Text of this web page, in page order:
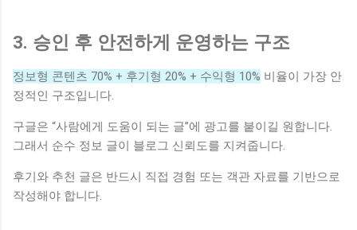
3. 승인 후 안전하게 운영하는 구조
정보형 콘텐츠 70% + 후기형 20% + 수익형 10% 비율이 가장 안
정적인 구조입니다.
구글은 “사람에게 도움이 되는 글”에 광고를 붙이길 원합니다.
그래서 순수 정보 글이 블로그 신뢰도를 지켜줍니다.
후기와 추천 글은 반드시 직접 경험 또는 객관 자료를 기반으로
작성해야 합니다.